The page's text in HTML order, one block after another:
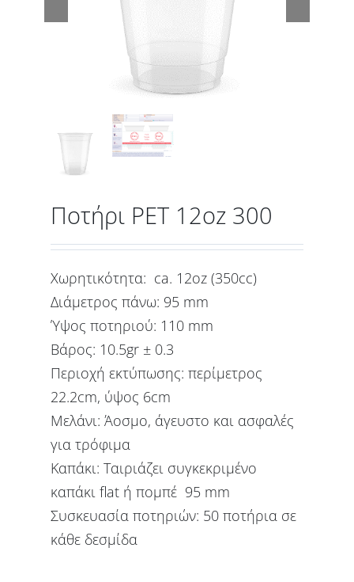
Ποτήρι PET 12oz 300
Χωρητικότητα: ca. 12oz (350cc)
Διάμετρος πάνω: 95 mm
Ύψος ποτηριού: 110 mm
Βάρος: 10.5gr ± 0.3
Περιοχή εκτύπωσης: περίμετρος
22.2cm, ύψος 6cm
Μελάνι: Άοσμο, άγευστο και ασφαλές
για τρόφιμα
Καπάκι: Ταιριάζει συγκεκριμένο
καπάκι flat ή πομπέ 95 mm
Συσκευασία ποτηριών: 50 ποτήρια σε
κάθε δεσμίδα